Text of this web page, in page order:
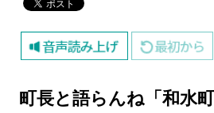
町長と語らんね「和水